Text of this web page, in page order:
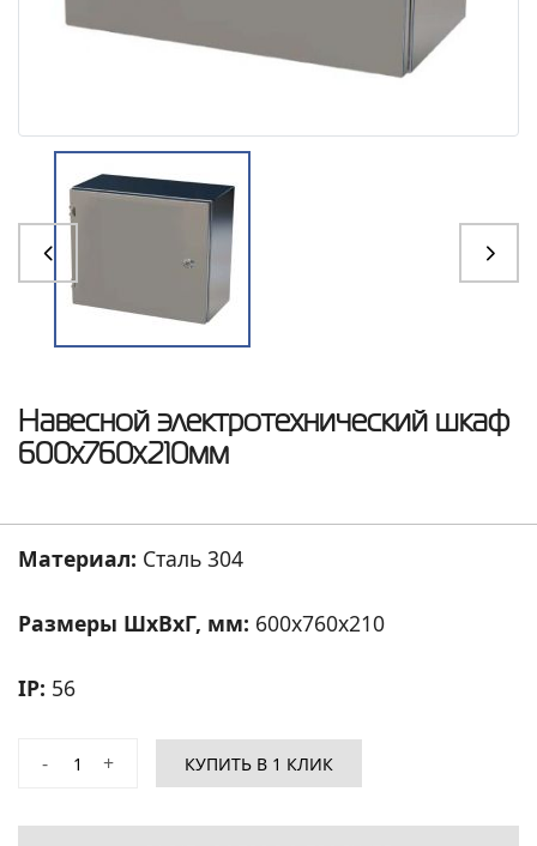
Навесной электротехнический шкаф
600x760x210мм
Материал: Сталь 304
Размеры ШхВхГ, мм: 600x760x210
IP: 56
+
- КУПИТЬ В 1 КЛИК